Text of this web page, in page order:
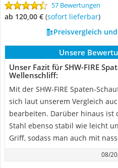
57 Bewertungen
ab 120,00 € ( Sofort lieferbar)
Preisvergleich
Unsere
Unser Fazit für SHW-FIRE
Wellenschliff:
Mit der SHW-FIRE Spaten-
sich laut unserem Vergleich
bearbeiten. Darüber hinaus ist
Stahl ebenso stabil wie leicht
Griff, sodass man auch mit
08/